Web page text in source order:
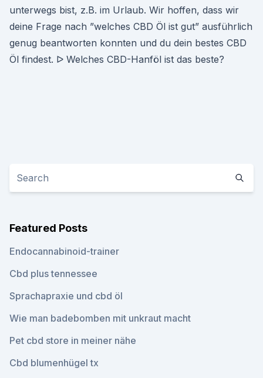
unterwegs bist, z.B. im Urlaub. Wir hoffen, dass wir
deine Frage nach ”welches CBD Öl ist gut” ausführlich
genug beantworten konnten und du dein bestes CBD
Öl findest. ᐅ Welches CBD-Hanföl ist das beste?
Featured Posts
Endocannabinoid-trainer
Cbd plus tennessee
Sprachapraxie und cbd öl
Wie man badebomben mit unkraut macht
Pet cbd store in meiner nähe
Cbd blumenhügel tx